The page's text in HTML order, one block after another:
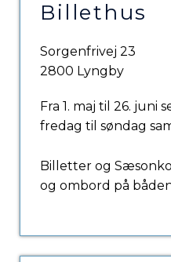
Billethus
Sorgenfrivej 23
2800 Lyngby
Fra 1. maj til 26. juni
fredag til søndag
Billetter og
og ombord på